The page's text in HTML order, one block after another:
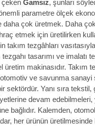
çeken Gamsız, şunları
parametre ölçek
daha çok üretmek. Daha
etmek için üretilirken
takım tezgâhları
tasarımı ve imalatı
üretim makinasıdır. Takım
ve savunma sanayi
sektördür. Yanı sıra tekstil,
devam edebilmeleri,
bağlıdır. Kalemden,
her ürünün